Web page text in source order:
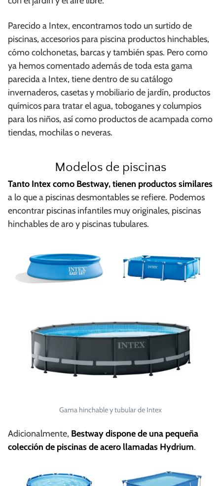
Parecido a Intex, encontramos todo un surtido de
piscinas, accesorios para piscina productos hinchables,
cómo colchonetas, barcas y también spas. Pero como
ya hemos comentado además de toda esta gama
parecida a Intex, tiene dentro de su catálogo
invernaderos, casetas y mobiliario de jardín, productos
químicos para tratar el agua, toboganes y columpios
para los niños, así como productos de acampada como
tiendas, mochilas o neveras.
Modelos de piscinas
Tanto Intex como Bestway, tienen productos similares
a lo que a piscinas desmontables se refiere. Podemos
encontrar piscinas infantiles muy originales, piscinas
hinchables de aro y piscinas tubulares.
Gama hinchable y tubular de Intex
Adicionalmente, Bestway dispone de una pequeña
colección de piscinas de acero llamadas Hydrium.